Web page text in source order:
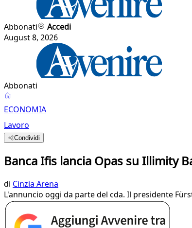
Abbonati
Accedi
August 8, 2026
Abbonati
ECONOMIA
Lavoro
Condividi
Banca Ifis lancia Opas su Illimity
di Cinzia Arena
L'annuncio oggi da parte del cda. Il presidente